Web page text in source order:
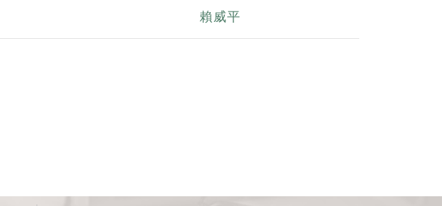
賴威平